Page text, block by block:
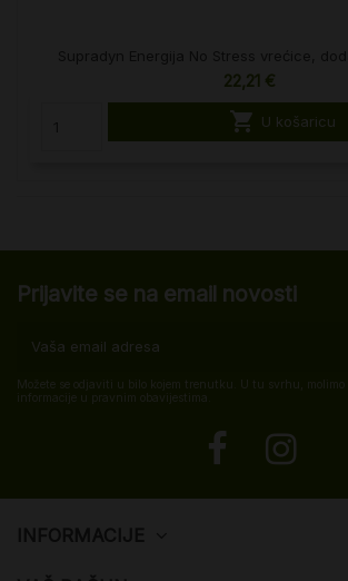
22,21 €
 U košaricu
Prijavite se na email novosti
Možete se odjaviti u bilo kojem trenutku. U tu svrhu, molimo
informacije u pravnim obavijestima.